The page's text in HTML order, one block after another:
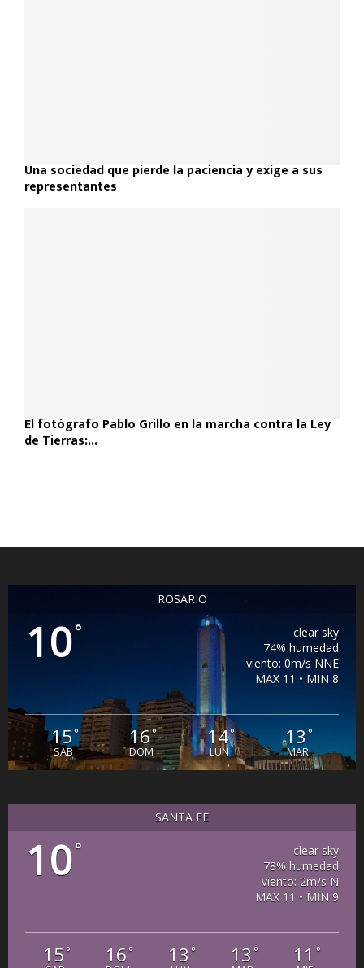
Una sociedad que pierde la paciencia y exige a sus
representantes
El fotógrafo Pablo Grillo en la marcha contra la Ley
de Tierras:...
ROSARIO
10°
clear sky
74% humedad
viento: 0m/s NNE
MAX 11 • MIN 8
15°
SAB
16°
DOM
14°
LUN
13 °
MAR
SANTA FE
10°
clear sky
78% humedad
viento: 2m/s N
MAX 11 • MIN 9
15 ° 16 ° 13 ° 13 ° 11 °